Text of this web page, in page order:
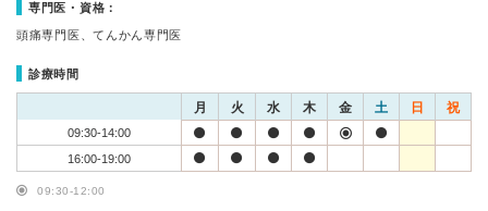
専門医・資格：
頭痛専門医、てんかん専門医
診療時間
月 火 水 木 金 土 日 祝
09:30-14:00
16:00-19:00
09:30-12:00